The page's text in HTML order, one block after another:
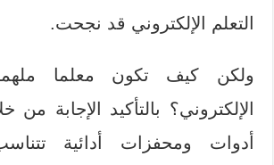
التعلم الإلكتروني قد نجحت.
ولكن كيف تكون معلما
الإلكتروني؟ بالتأكيد الإجابة
أدوات ومحفزات أدائية